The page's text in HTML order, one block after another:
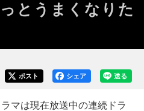
とうまくなりた
送る
シェア
ポスト
マは現在放送中の連続ドラ